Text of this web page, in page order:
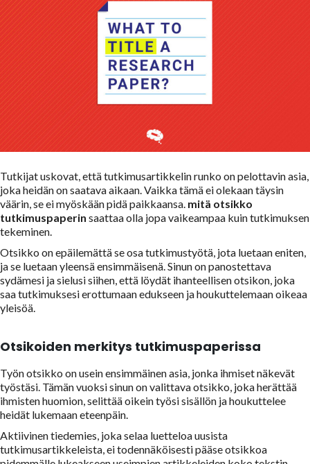
Tutkijat uskovat, että tutkimusartikkelin runko on pelottavin asia,
joka heidän on saatava aikaan. Vaikka tämä ei olekaan täysin
väärin, se ei myöskään pidä paikkaansa. mitä otsikko
tutkimuspaperin saattaa olla jopa vaikeampaa kuin tutkimuksen
tekeminen.
Otsikko on epäilemättä se osa tutkimustyötä, jota luetaan eniten,
ja se luetaan yleensä ensimmäisenä. Sinun on panostettava
sydämesi ja sielusi siihen, että löydät ihanteellisen otsikon, joka
saa tutkimuksesi erottumaan edukseen ja houkuttelemaan oikeaa
yleisöä.
Otsikoiden merkitys tutkimuspaperissa
Työn otsikko on usein ensimmäinen asia, jonka ihmiset näkevät
työstäsi. Tämän vuoksi sinun on valittava otsikko, joka herättää
ihmisten huomion, selittää oikein työsi sisällön ja houkuttelee
heidät lukemaan eteenpäin.
Aktiivinen tiedemies, joka selaa luetteloa uusista
tutkimusartikkeleista, ei todennäköisesti pääse otsikkoa